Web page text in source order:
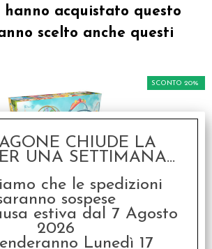
hanno acquistato questo
scelto anche questi
Land - Italiano
€ 39,90
SCONTO 20%
CHIUDE LA
UNA SETTIMANA...
che le spedizioni
sospese
estiva dal 7 Agosto
2026
Lunedì 17